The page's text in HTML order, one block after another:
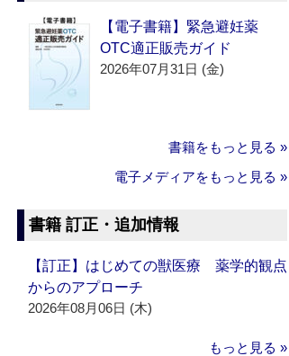
【電子書籍】緊急避妊薬
OTC適正販売ガイド
2026年07月31日 (金)
書籍をもっと見る »
電子メディアをもっと見る »
書籍 訂正・追加情報
【訂正】はじめての獣医療 薬学的観点
からのアプローチ
2026年08月06日 (木)
もっと見る »